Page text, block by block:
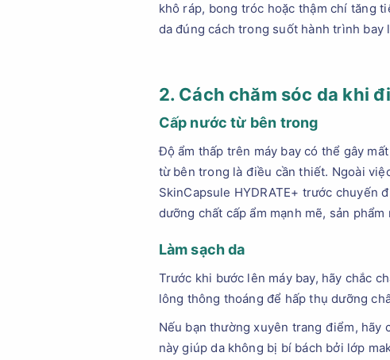
khô ráp, bong tróc hoặc thậm chí tăng
da đúng cách trong suốt hành trình bay
2. Cách chăm sóc da khi
Cấp nước từ bên trong
Độ ẩm thấp trên máy bay có thể gây
từ bên trong là điều cần thiết. Ngoài
SkinCapsule HYDRATE+ trước chuyến
dưỡng chất cấp ẩm mạnh mẽ, sản
Làm sạch da
Trước khi bước lên máy bay, hãy chắc
lông thông thoáng để hấp thụ dưỡng
Nếu bạn thường xuyên trang điểm, hãy
này giúp da không bị bí bách bởi lớp